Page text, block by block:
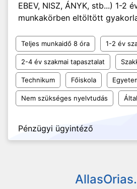
EBEV, NISZ, ÁNYK, stb...) 1-2
munkakörben eltöltött
Teljes munkaidő 8 óra 1-2 év
2-4 év szakmai tapasztalat
Technikum Főiskola
Nem szükséges nyelvtudás
Pénzügyi ügyintéző